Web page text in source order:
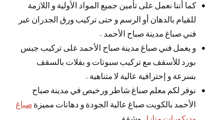
كما أننا نعمل على تأمين جميع المواد الأولية و اللازمة
للقيام بالدهان أو الرسم و حتى تركيب ورق الجدران عبر
فني صباغ مدينة صباح الأحمد .
و يعمل فني صباغ مدينة صباح الأحمد على تركيب جبس
بورد للأسقف مع تركيب سبوتات و بفلات بالسقف
بسرعة و إحترافية عالية لا متناهية .
نوفر لكم معلم صباغ شاطر ورخيص في مدينة صباح
الأحمد بالكويت صباغ عالية الجودة و دهانات مميزةصباغ
وديكورات منازل
وشقق.